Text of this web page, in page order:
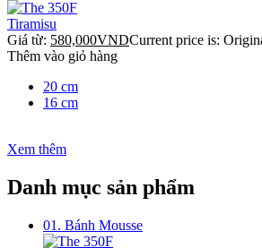
Tiramisu
Giá từ: 580,000VNDCurrent price is:
Thêm vào giỏ hàng
20 cm
16 cm
Xem thêm
Danh mục sản phẩm
01. Bánh Mousse